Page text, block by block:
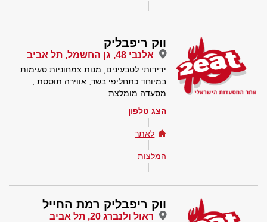
ווק ריפבליק
אלנבי 48, גן החשמל, תל אביב
ידידותי לטבעינים, מנות צמחוניות טעימות
במיוחד כתחליפי בשר, אווירה תוססת ,
מסעדה מומלצת.
הצג טלפון
לאתר
המלצות
ווק ריפבליק רמת החייל
ראול ולנברג 20, תל אביב